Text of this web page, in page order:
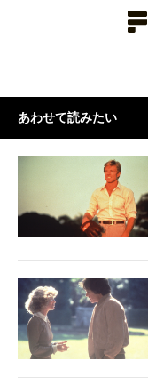
あわせて読みたい